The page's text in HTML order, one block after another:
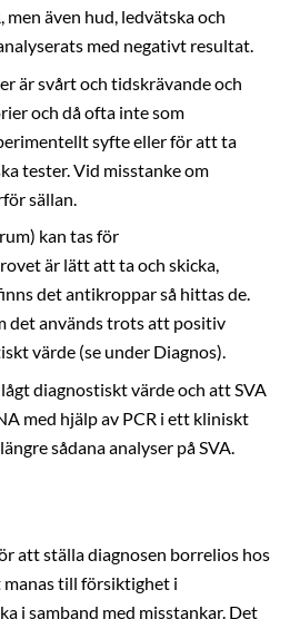
även hud, ledvätska och
med negativt resultat.
är svårt och tidskrävande och
och då ofta inte som
syfte eller för att ta
tester. Vid misstanke om
sällan.
kan tas för
är lätt att ta och skicka,
det antikroppar så hittas de.
det används trots att positiv
värde (se under Diagnos).
diagnostiskt värde och att SVA
med hjälp av PCR i ett kliniskt
sådana analyser på SVA.
att ställa diagnosen borrelios hos
manas till försiktighet i
i samband med misstankar. Det